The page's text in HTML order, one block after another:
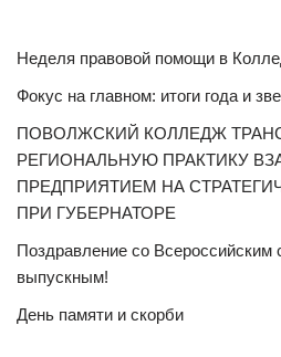
Неделя правовой помощи в
Фокус на главном: итоги года и
ПОВОЛЖСКИЙ КОЛЛЕДЖ
РЕГИОНАЛЬНУЮ ПРАКТИКУ
ПРЕДПРИЯТИЕМ НА
ПРИ ГУБЕРНАТОРЕ
Поздравление со Всероссийским
выпускным!
День памяти и скорби